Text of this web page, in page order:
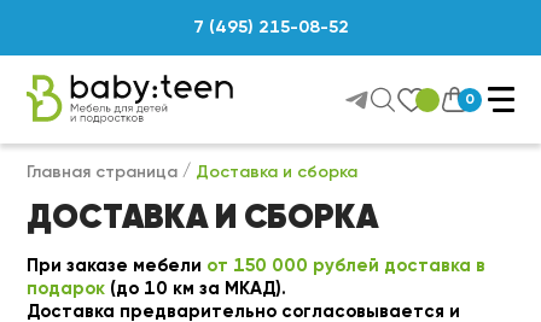
7 (495) 215-08-52
0
Главная страница Доставка и сборка
ДОСТАВКА И СБОРКА
При заказе мебели от 150 000 рублей доставка в
подарок (до 10 км за МКАД).
Доставка предварительно согласовывается и